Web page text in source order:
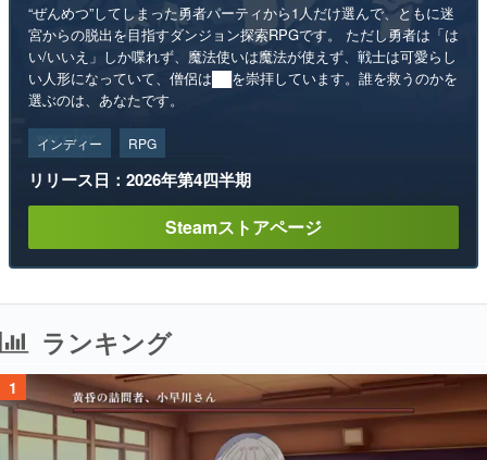
“ぜんめつ”してしまった勇者パーティから1人だけ選んで、ともに迷
宮からの脱出を目指すダンジョン探索RPGです。 ただし勇者は「は
い/いいえ」しか喋れず、魔法使いは魔法が使えず、戦士は可愛らし
い人形になっていて、僧侶は██を崇拝しています。誰を救うのかを
選ぶのは、あなたです。
インディー RPG
リリース日：2026年第4四半期
Steamストアページ
ランキング
1